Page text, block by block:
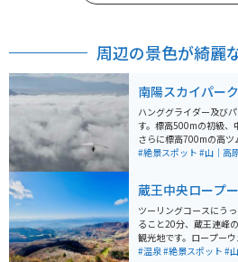
周辺の景色が綺麗
南陽スカイパーク
ハンググライダー及び
す。標高500mの初級、
さらに標高700mの高
向へのフライトが可能で
す。
#絶景スポット #山｜高
蔵王中央ロープ
ツーリングコースにう
ること20分、蔵王連峰
観光地です。ロープー
頂へと向かいます。冬は
#温泉#絶景スポット #